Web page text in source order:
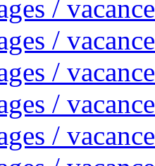
/
/
/
/
/